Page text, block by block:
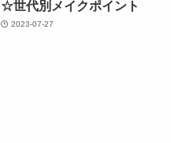
☆世代別メイクポイント
2023-07-27